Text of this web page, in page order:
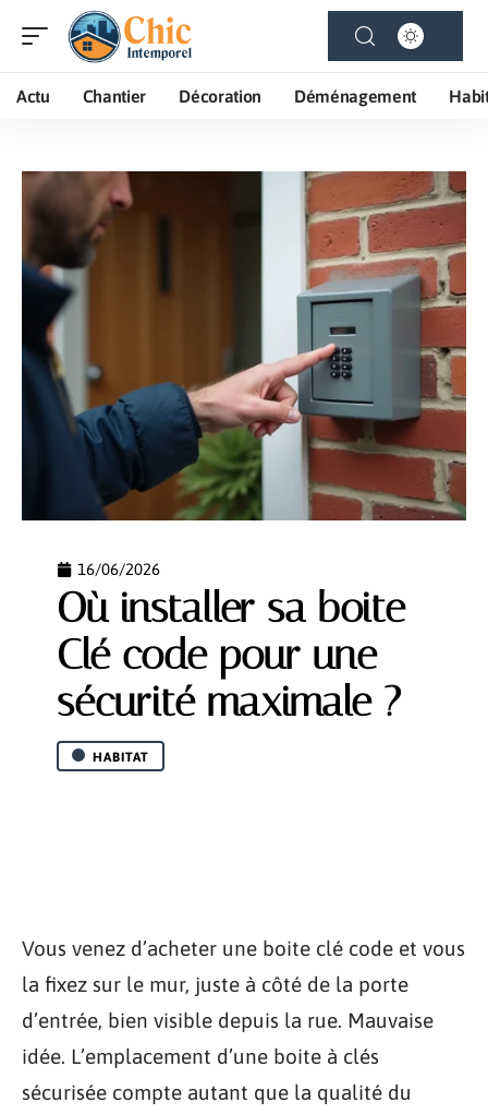
Actu Chantier Décoration Déménagement
16/06/2026
Où installer sa boite
Clé code pour une
sécurité maximale ?
HABITAT
Vous venez d’acheter une boite clé code et vous
la fixez sur le mur, juste à côté de la porte
d’entrée, bien visible depuis la rue. Mauvaise
idée. L’emplacement d’une boite à clés
sécurisée compte autant que la qualité du